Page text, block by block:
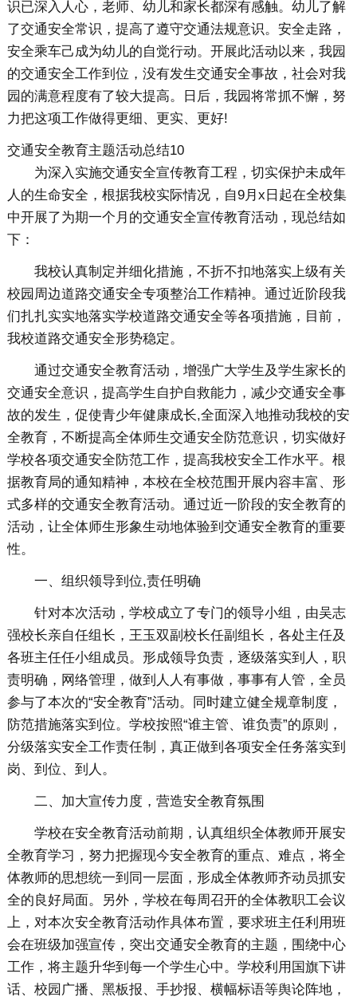
识已深入人心，老师、幼儿和家长都深有感触。幼儿了解
了交通安全常识，提高了遵守交通法规意识。安全走路，
安全乘车己成为幼儿的自觉行动。开展此活动以来，我园
的交通安全工作到位，没有发生交通安全事故，社会对我
园的满意程度有了较大提高。日后，我园将常抓不懈，努
力把这项工作做得更细、更实、更好!
交通安全教育主题活动总结10
为深入实施交通安全宣传教育工程，切实保护未成年
人的生命安全，根据我校实际情况，自9月x日起在全校集
中开展了为期一个月的交通安全宣传教育活动，现总结如
下：
我校认真制定并细化措施，不折不扣地落实上级有关
校园周边道路交通安全专项整治工作精神。通过近阶段我
们扎扎实实地落实学校道路交通安全等各项措施，目前，
我校道路交通安全形势稳定。
通过交通安全教育活动，增强广大学生及学生家长的
交通安全意识，提高学生自护自救能力，减少交通安全事
故的发生，促使青少年健康成长,全面深入地推动我校的安
全教育，不断提高全体师生交通安全防范意识，切实做好
学校各项交通安全防范工作，提高我校安全工作水平。根
据教育局的通知精神，本校在全校范围开展内容丰富、形
式多样的交通安全教育活动。通过近一阶段的安全教育的
活动，让全体师生形象生动地体验到交通安全教育的重要
性。
一、组织领导到位,责任明确
针对本次活动，学校成立了专门的领导小组，由吴志
强校长亲自任组长，王玉双副校长任副组长，各处主任及
各班主任任小组成员。形成领导负责，逐级落实到人，职
责明确，网络管理，做到人人有事做，事事有人管，全员
参与了本次的“安全教育”活动。同时建立健全规章制度，
防范措施落实到位。学校按照“谁主管、谁负责”的原则，
分级落实安全工作责任制，真正做到各项安全任务落实到
岗、到位、到人。
二、加大宣传力度，营造安全教育氛围
学校在安全教育活动前期，认真组织全体教师开展安
全教育学习，努力把握现今安全教育的重点、难点，将全
体教师的思想统一到同一层面，形成全体教师齐动员抓安
全的良好局面。另外，学校在每周召开的全体教职工会议
上，对本次安全教育活动作具体布置，要求班主任利用班
会在班级加强宣传，突出交通安全教育的主题，围绕中心
工作，将主题升华到每一个学生心中。学校利用国旗下讲
话、校园广播、黑板报、手抄报、横幅标语等舆论阵地，